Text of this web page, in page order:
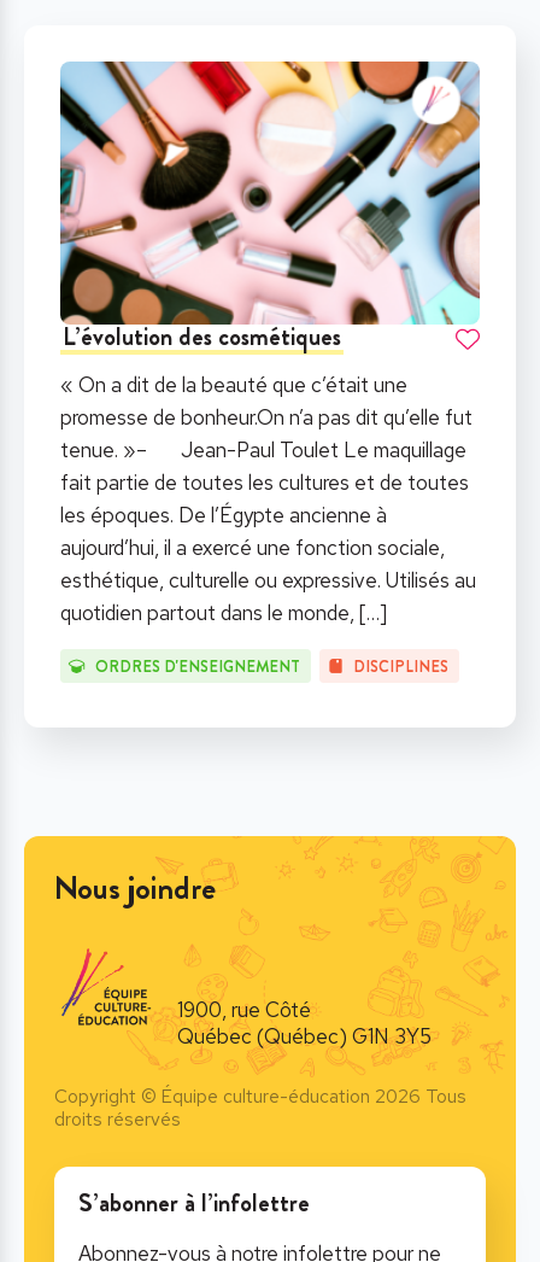
L’évolution des cosmétiques
« On a dit de la beauté que c’était une
promesse de bonheur.On n’a pas dit qu’elle fut
tenue. »– Jean-Paul Toulet Le maquillage
fait partie de toutes les cultures et de toutes
les époques. De l’Égypte ancienne à
aujourd’hui, il a exercé une fonction sociale,
esthétique, culturelle ou expressive. Utilisés au
quotidien partout dans le monde, […]
ORDRES D'ENSEIGNEMENT DISCIPLINES
Nous joindre
1900, rue Côté
Québec (Québec) G1N 3Y5
Copyright © Équipe culture-éducation 2026 Tous
droits réservés
S’abonner à l’infolettre
Abonnez-vous à notre infolettre pour ne